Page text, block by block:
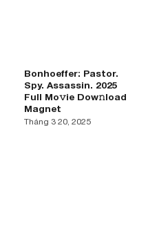
Bonhoeffer: Pastor.
Spy. Assassin. 2025
Full Mo𝚟ie Dow𝚗load
Magnet
Tháng 3 20, 2025